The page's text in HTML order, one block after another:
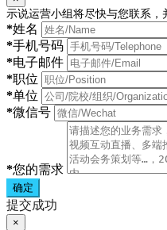
示说运营小组将尽快与您联系，
*姓名
*手机号码
*电子邮件
*职位
*单位
*微信号
*您的需求
确定
提交成功
×